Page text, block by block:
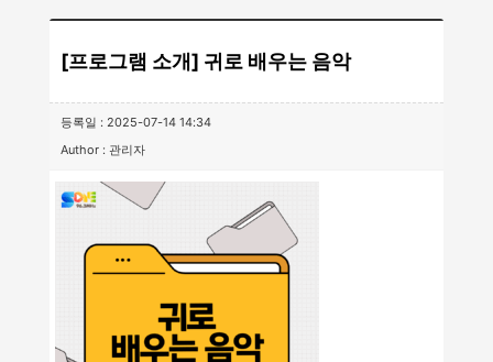
[프로그램 소개] 귀로 배우는 음악
등록일 : 2025-07-14 14:34
Author : 관리자